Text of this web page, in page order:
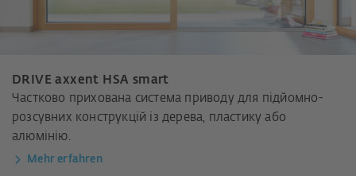
DRIVE axxent HSA smart
Частково прихована система приводу для підйомно-
розсувних конструкцій із дерева, пластику або
алюмінію.
Mehr erfahren